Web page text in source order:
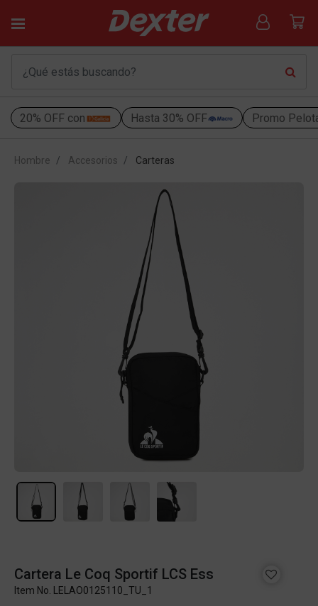
20% OFF con Hasta 30% OFF Promo
Hombre Accesorios Carteras
Cartera Le Coq Sportif LCS Ess
Item No. LELAO0125110_TU_1